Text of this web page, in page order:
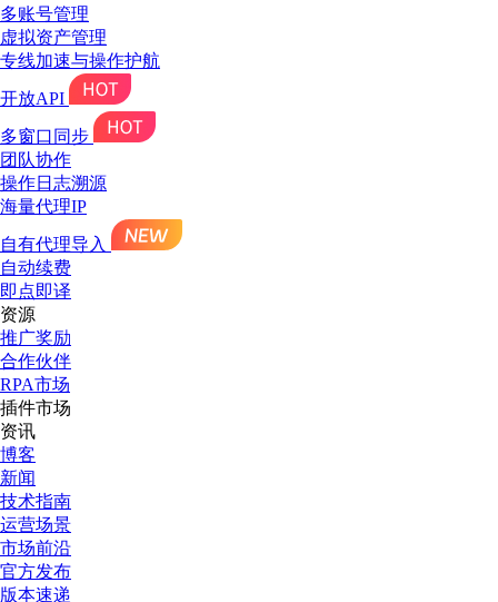
多账号管理
虚拟资产管理
专线加速与操作护航
开放API
多窗口同步
团队协作
操作日志溯源
海量代理IP
自有代理导入
自动续费
即点即译
资源
推广奖励
合作伙伴
RPA市场
插件市场
资讯
博客
新闻
技术指南
运营场景
市场前沿
官方发布
版本速递